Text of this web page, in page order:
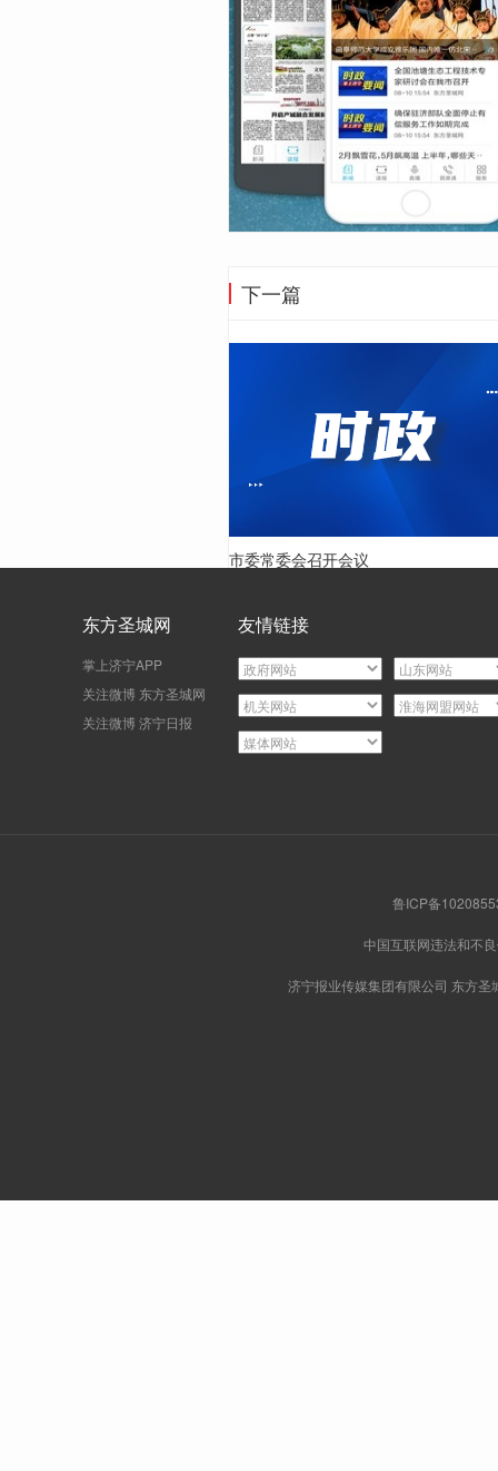
下一篇
市委常委会召开会议
东方圣城网
掌上济宁APP
关注微博 东方圣城网
关注微博 济宁日报
友情链接
鲁ICP备
中国互联网违法和不
济宁报业传媒集团有限公司 东方